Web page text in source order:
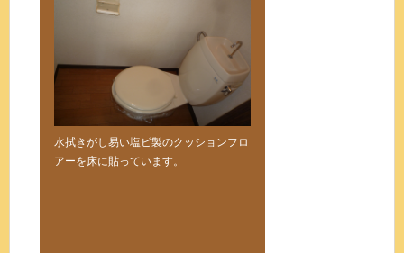
水拭きがし易い塩ビ製のクッションフロ
アーを床に貼っています。